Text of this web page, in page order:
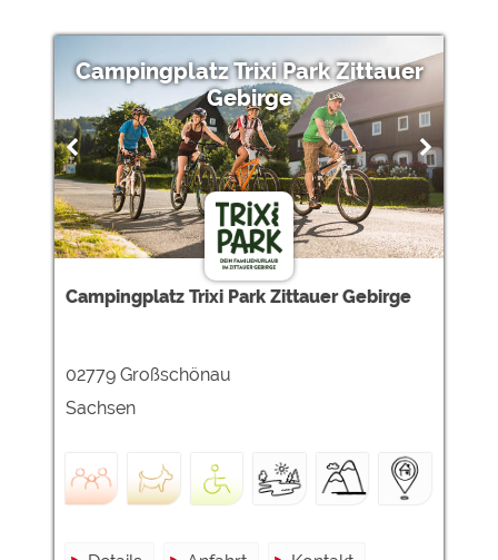
Campingplatz Trixi Park Zittauer
Gebirge
Campingplatz Trixi Park Zittauer Gebirge
02779 Großschönau
Sachsen